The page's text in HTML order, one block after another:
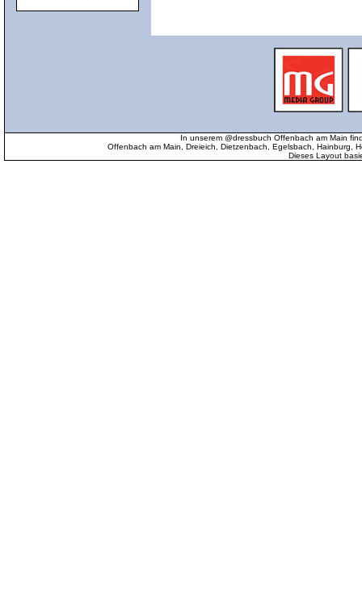
In unserem @dressbuch Offenbach am Main
Offenbach am Main, Dreieich, Dietzenbach, Egelsbach, Hainburg,
Dieses Layout